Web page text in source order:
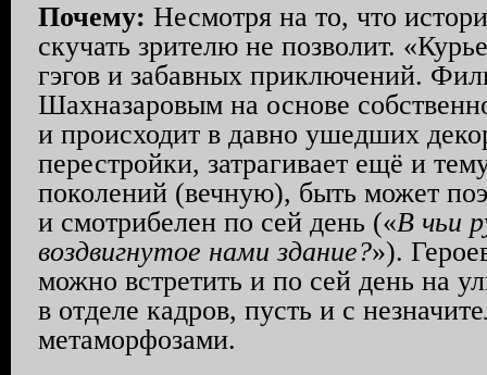
Почему: Несмотря на то, что
скучать зрителю не позволит.
гэгов и забавных приключений.
Шахназаровым на основе
и происходит в давно ушедших
перестройки, затрагивает ещё и
поколений (вечную), быть может
и смотрибелен по сей день («В чьи
воздвигнутое нами здание?»).
можно встретить и по сей день на
в отделе кадров, пусть и с
метаморфозами.